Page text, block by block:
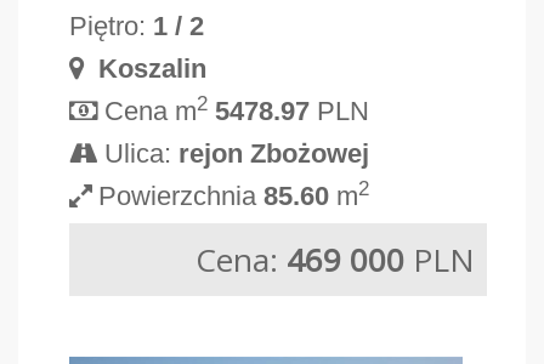
Piętro: 1 / 2
Koszalin
Cena m2 5478.97 PLN
Ulica: rejon Zbożowej
Powierzchnia85.60 m2
Cena: 469 000 PLN